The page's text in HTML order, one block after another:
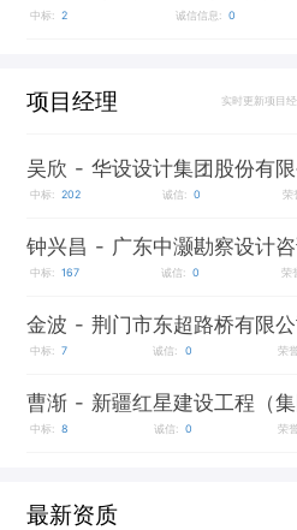
中标: 2 诚信信息: 0
项目经理 实时更新项目
吴欣 - 华设设计集团股份有限
中标: 202 诚信: 0 荣
钟兴昌 - 广东中灏勘察设计
中标: 167 诚信: 0 荣
金波 - 荆门市东超路桥有限公
中标: 7 诚信: 0 荣
曹渐 - 新疆红星建设工程（
中标: 8 诚信: 0 荣
最新资质